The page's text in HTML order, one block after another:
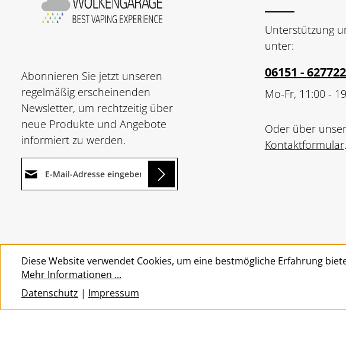
Abonnieren Sie jetzt unseren
regelmäßig erscheinenden
Newsletter, um rechtzeitig über
neue Produkte und Angebote
informiert zu werden.
zur Kenntnis genommen und
dieAGBgelesen und bin mit
ihnen einverstanden.
die oben abgebildeten Zeichen
ein*
Pflichtfelder.
Unterstützung
unter:
06151 -
Mo-Fr, 11:00 -
Oder über unser
Kontaktformular.
© 2026 Wolkengarage - with Alle Preise
Diese Website verwendet Cookies, um eine bestmögliche Erfahrung
Mehr Informationen ...
Datenschutz | Impressum